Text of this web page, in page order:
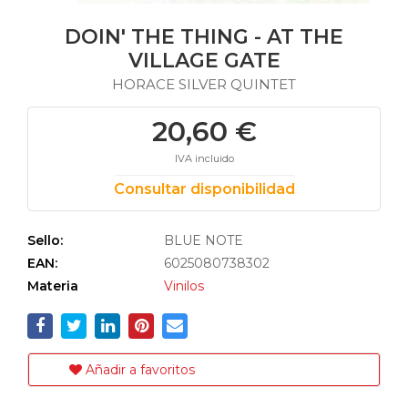
DOIN' THE THING - AT THE
VILLAGE GATE
HORACE SILVER QUINTET
20,60 €
IVA incluido
Consultar disponibilidad
Sello:
BLUE NOTE
EAN:
6025080738302
Materia
Vinilos
Añadir a favoritos